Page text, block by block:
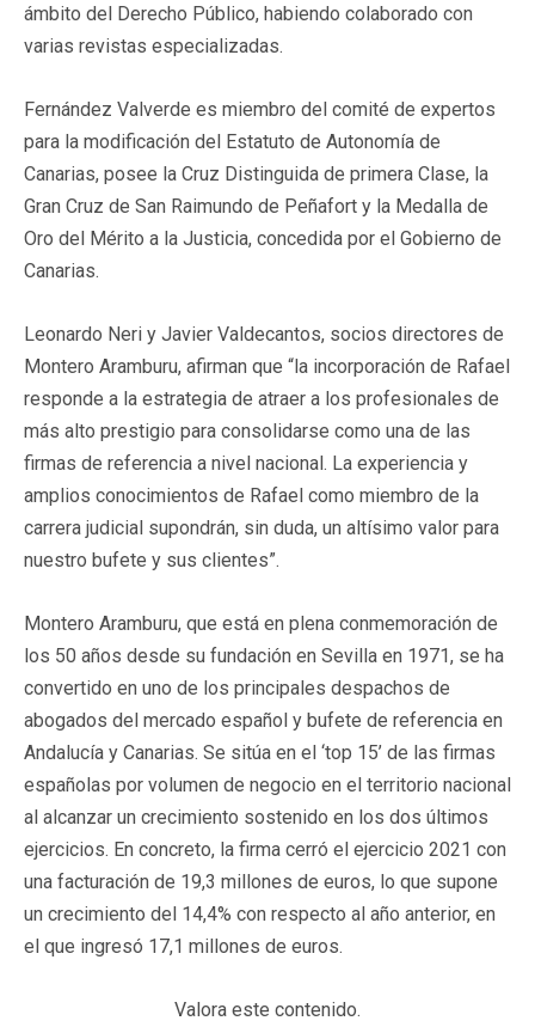
ámbito del Derecho Público, habiendo colaborado con
varias revistas especializadas.
Fernández Valverde es miembro del comité de expertos
para la modificación del Estatuto de Autonomía de
Canarias, posee la Cruz Distinguida de primera Clase, la
Gran Cruz de San Raimundo de Peñafort y la Medalla de
Oro del Mérito a la Justicia, concedida por el Gobierno de
Canarias.
Leonardo Neri y Javier Valdecantos, socios directores de
Montero Aramburu, afirman que “la incorporación de Rafael
responde a la estrategia de atraer a los profesionales de
más alto prestigio para consolidarse como una de las
firmas de referencia a nivel nacional. La experiencia y
amplios conocimientos de Rafael como miembro de la
carrera judicial supondrán, sin duda, un altísimo valor para
nuestro bufete y sus clientes”.
Montero Aramburu, que está en plena conmemoración de
los 50 años desde su fundación en Sevilla en 1971, se ha
convertido en uno de los principales despachos de
abogados del mercado español y bufete de referencia en
Andalucía y Canarias. Se sitúa en el ‘top 15’ de las firmas
españolas por volumen de negocio en el territorio nacional
al alcanzar un crecimiento sostenido en los dos últimos
ejercicios. En concreto, la firma cerró el ejercicio 2021 con
una facturación de 19,3 millones de euros, lo que supone
un crecimiento del 14,4% con respecto al año anterior, en
el que ingresó 17,1 millones de euros.
Valora este contenido.